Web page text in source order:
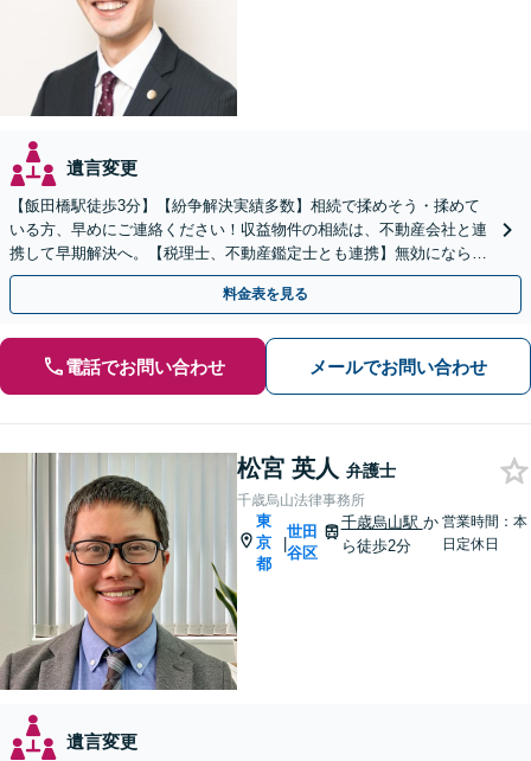
遺言変更
【飯田橋駅徒歩3分】【紛争解決実績多数】相続で揉めそう・揉めて
いる方、早めにご連絡ください！収益物件の相続は、不動産会社と連
携して早期解決へ。【税理士、不動産鑑定士とも連携】無効にならな
い「遺言書作成」も対応いたします。
料金表を見る
電話でお問い合わせ メールでお問い合わせ
松宮 英人 弁護士
千歳烏山法律事務所
東
京
都
|
世田
谷区
千歳烏山駅 か
ら徒歩2分
営業時間：本
日定休日
遺言変更